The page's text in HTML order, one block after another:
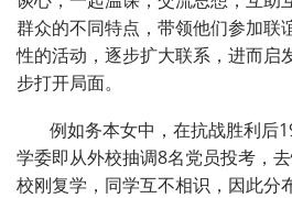
群众的不同特点，带领他们参加联
性的活动，逐步扩大联系，进而启
步打开局面。
例如务本女中，在抗战胜利后
学委即从外校抽调8名党员投考，
校刚复学，同学互不相识，因此分